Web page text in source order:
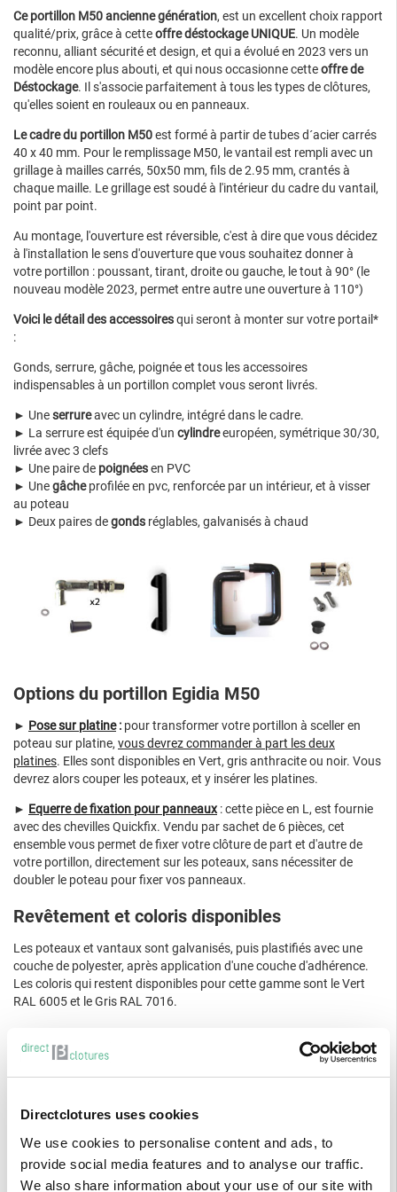
Directclotures uses cookies
We use cookies to personalise content and ads, to
provide social media features and to analyse our traffic.
We also share information about your use of our site with
Ce portillon M50 ancienne génération, est un excellent choix rapport
qualité/prix, grâce à cetteoffre déstockage UNIQUE. Un modèle
reconnu, alliant sécurité et design, et qui a évolué en 2023 vers un
modèle encore plus abouti, et qui nous occasionne cetteoffre de
Déstockage. Il s'associe parfaitement à tous les types de clôtures,
qu'elles soient en rouleaux ou en panneaux.
Le cadre du portillon M50est formé à partir detubes d´acier carrés
40 x 40 mm. Pour le remplissage M50, le vantail est rempli avec un
grillage à mailles carrés, 50x50 mm, fils de 2.95 mm, crantés à
chaque maille. Le grillage est soudé à l'intérieur du cadre du vantail,
point par point.
Au montage, l'ouverture est réversible, c'est à dire que vous décidez
à l'installation le sens d'ouverture que vous souhaitez donner à
votre portillon : poussant, tirant, droite ou gauche, le tout à 90° (le
nouveau modèle 2023, permet entre autre une ouverture à 110°)
Voici le détail des accessoiresqui seront à monter sur votre portail*
:
Gonds, serrure, gâche, poignée et tous les accessoires
indispensables à un portillon complet vous seront livrés.
► Uneserrureavec un cylindre, intégré dans le cadre.
► La serrure est équipée d'un cylindreeuropéen, symétrique 30/30,
livrée avec 3 clefs
► Une paire de poignéesen PVC
► Unegâcheprofilée en pvc, renforcée par un intérieur, et à visser
au poteau
► Deux paires degonds réglables, galvanisés à chaud
Options du portillon Egidia M50
► Pose sur platine: pour transformer votre portillon à sceller en
poteau sur platine, vous devrez commander à part les deux
platines. Elles sont disponibles en Vert, gris anthracite ou noir. Vous
devrez alors couper les poteaux, et y insérer les platines.
► Equerre de fixation pour panneaux : cette pièce en L, est fournie
avec des chevilles Quickfix. Vendu par sachet de 6 pièces, cet
ensemble vous permet de fixer votre clôture de part et d'autre de
votre portillon, directement sur les poteaux, sans nécessiter de
doubler le poteau pour fixer vos panneaux.
Revêtement et coloris disponibles
Les poteaux et vantaux sont galvanisés, puis plastifiés avec une
couche de polyester, après application d'une couche d'adhérence.
Les coloris qui restent disponibles pour cette gamme sont le Vert
RAL 6005 et le Gris RAL 7016.
Montage & conditionnement du portail
Cette gamme existait en deux versions :